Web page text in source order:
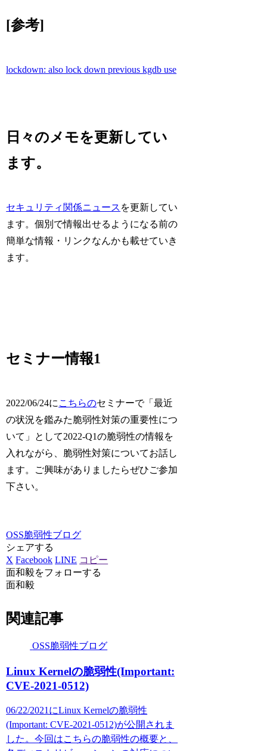
[参考]
lockdown: also lock down previous kgdb use
日々のメモを更新してい
ます。
セキュリティ関係ニュース を更新してい
ます。個別で情報出せるようになる前の
簡単な情報・リンクなんかも載せていき
ます。
セミナー情報1
2022/06/24に こちらのセミナーで「最近
の状況を鑑みた脆弱性対策の重要性につ
いて」として2022-Q1の脆弱性の情報を
入れながら、脆弱性対策についてお話し
ます。ご興味がありましたらぜひご参加
下さい。
OSS脆弱性ブログ
シェアする
X Facebook LINE コピー
面和毅をフォローする
面和毅
関連記事
OSS脆弱性ブログ
Linux Kernelの脆弱性(Important:
CVE-2021-0512)
06/22/2021にLinux Kernelの脆弱性
(Important: CVE-2021-0512)が公開されま
した。今回はこちらの脆弱性の概要と、